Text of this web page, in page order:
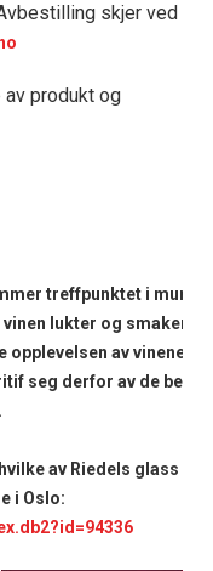
skjer ved
produkt og
treffpunktet i
lukter og smaker.
av vinene vi
seg derfor av de beste
av Riedels glass
i Oslo: